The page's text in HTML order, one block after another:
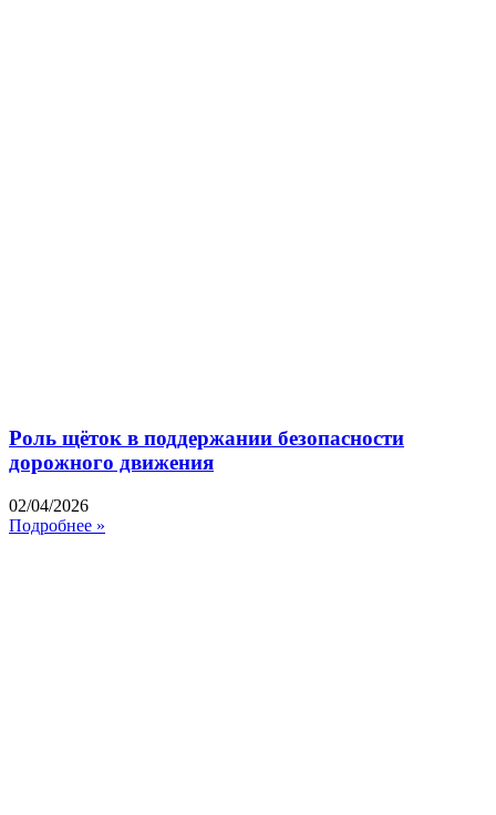
Роль щёток в поддержании безопасности
дорожного движения
02/04/2026
Подробнее »